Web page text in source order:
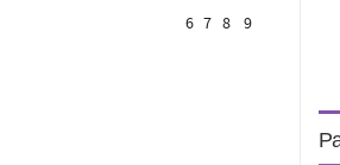
6 7 8 9